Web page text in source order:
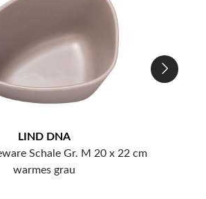
LIND DNA
Schale Gr. M 20 x 22 cm
warmes grau